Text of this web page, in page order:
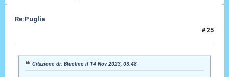
Re:Puglia
#25
Citazione di: Blueline il 14 Nov 2023, 03:48